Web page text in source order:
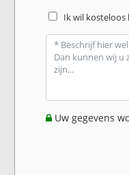
Ik wil kosteloos
Uw gegevens